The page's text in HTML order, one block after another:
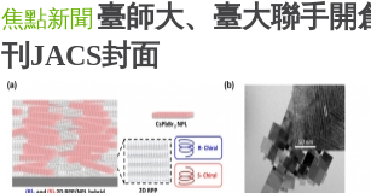
焦點新聞臺師大、臺大聯手開
刊JACS封面